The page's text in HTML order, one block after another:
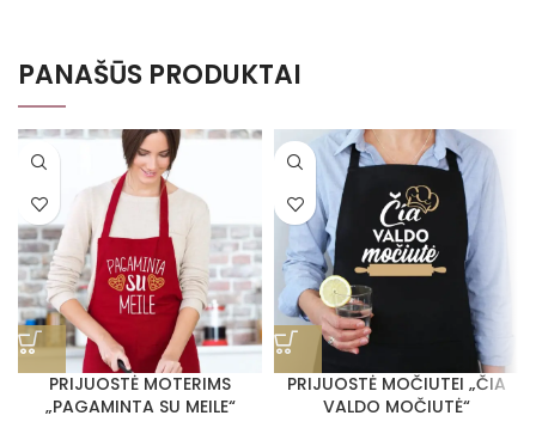
PANAŠŪS PRODUKTAI
PRIJUOSTĖ MOTERIMS
„PAGAMINTA SU MEILE“
PRIJUOSTĖ MOČIUTEI „ČIA
VALDO MOČIUTĖ“